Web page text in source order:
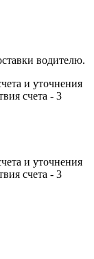
водителю.
и уточнения
счета - 3
и уточнения
счета - 3